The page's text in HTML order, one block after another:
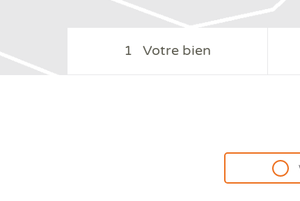
1 Votre bien